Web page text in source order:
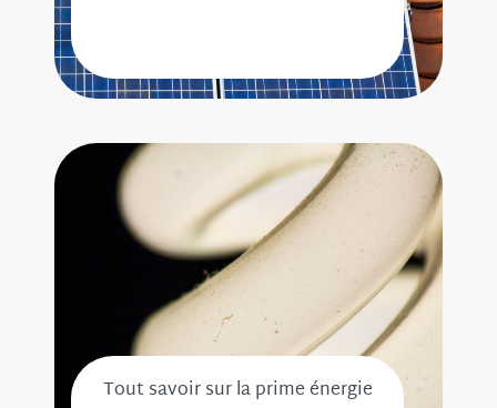
Tout savoir sur la prime énergie